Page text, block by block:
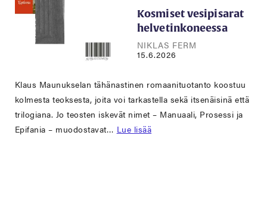
Kosmiset vesipisarat
helvetinkoneessa
NIKLAS FERM
15.6.2026
Klaus Maunukselan tähänastinen romaanituotanto koostuu
kolmesta teoksesta, joita voi tarkastella sekä itsenäisinä että
trilogiana. Jo teosten iskevät nimet – Manuaali, Prosessi ja
Epifania – muodostavat… Lue lisää